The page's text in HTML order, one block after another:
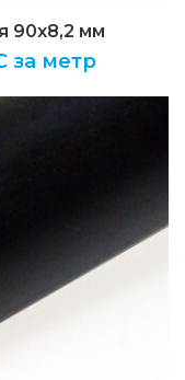
90х8,2 мм
за метр